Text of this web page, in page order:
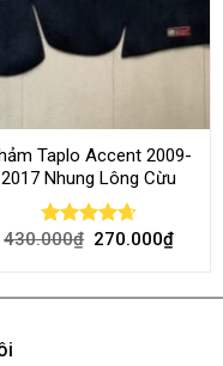
Taplo Accent 2009-
2017 Nhung Lông Cừu
Rated 4.64
430.000₫ 270.000₫